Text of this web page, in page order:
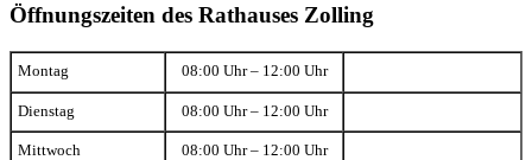
Öffnungszeiten des Rathauses Zolling
Montag 08:00 Uhr – 12:00 Uhr
Dienstag 08:00 Uhr – 12:00 Uhr
Mittwoch 08:00 Uhr – 12:00 Uhr